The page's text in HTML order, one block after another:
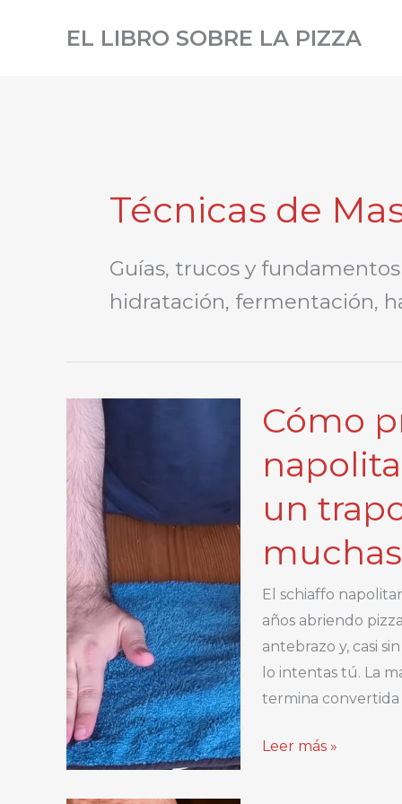
EL LIBRO SOBRE LA PIZZA
Técnicas de
Guías, trucos y
hidratación, fermentación,
Cómo
un
El schiaffo
años abriendo
antebrazo y, casi
lo intentas tú. La
termina convertida
Cómo
Leer más »